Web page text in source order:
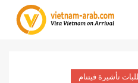
تأشيرة فيتنام